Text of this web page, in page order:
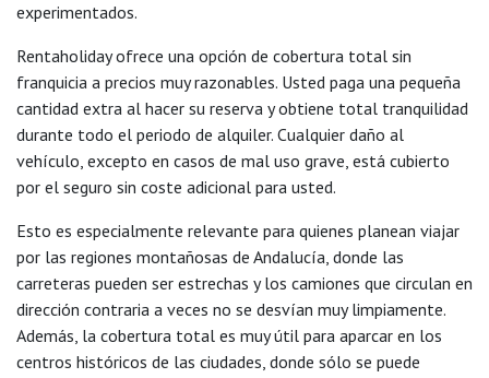
experimentados.
Rentaholiday ofrece una opción de cobertura total sin
franquicia a precios muy razonables. Usted paga una pequeña
cantidad extra al hacer su reserva y obtiene total tranquilidad
durante todo el periodo de alquiler. Cualquier daño al
vehículo, excepto en casos de mal uso grave, está cubierto
por el seguro sin coste adicional para usted.
Esto es especialmente relevante para quienes planean viajar
por las regiones montañosas de Andalucía, donde las
carreteras pueden ser estrechas y los camiones que circulan en
dirección contraria a veces no se desvían muy limpiamente.
Además, la cobertura total es muy útil para aparcar en los
centros históricos de las ciudades, donde sólo se puede